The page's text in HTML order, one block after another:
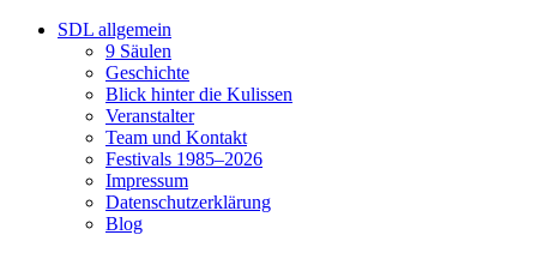
SDL allgemein
9 Säulen
Geschichte
Blick hinter die Kulissen
Veranstalter
Team und Kontakt
Festivals 1985–2026
Impressum
Datenschutzerklärung
Blog